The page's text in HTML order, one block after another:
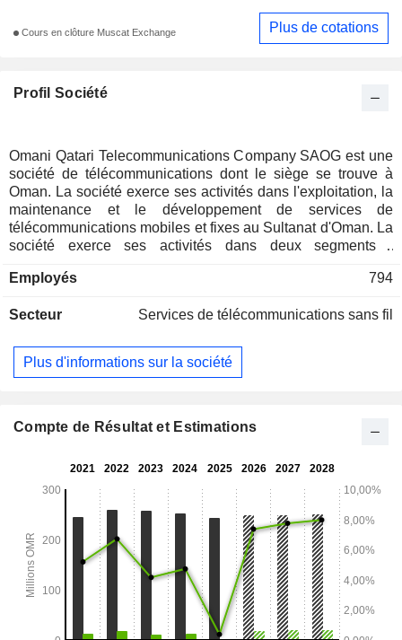
Profil Société
Omani Qatari Telecommunications Company SAOG est une
société de télécommunications dont le siège se trouve à
Oman. La société exerce ses activités dans l'exploitation, la
maintenance et le développement de services de
télécommunications mobiles et fixes au Sultanat d'Oman. La
société exerce ses activités dans deux segments :
mobiles (GSM) pour les services prépayés et postpayés, la
services associés, c'est-à-dire le segment mobile ; et la
internationaux via la téléphonie fixe, la vente d'équipements
de télécommunications et d'autres services associés, c'est-
Tower Company SPC.
Employés 794
Secteur Services de télécommunications sans fil
Plus d'informations sur la société
Cours en clôture Muscat Exchange Plus de cotations
Compte de Résultat et Estimations